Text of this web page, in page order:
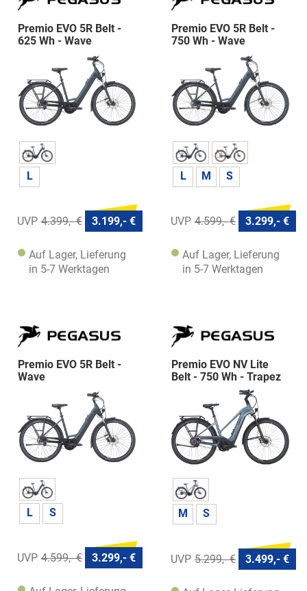
Premio EVO 5R Belt -
625 Wh - Wave
L
4.399,- € 3.199,- €
Auf Lager, Lieferung
in 5-7 Werktagen
Premio EVO 5R Belt -
750 Wh - Wave
L M S
4.599,- € 3.299,- €
Auf Lager, Lieferung
in 5-7 Werktagen
Premio EVO 5R Belt -
Wave
L S
4.599,- € 3.299,- €
Premio EVO NV Lite
Belt - 750 Wh - Trapez
M S
5.299,- € 3.499,- €